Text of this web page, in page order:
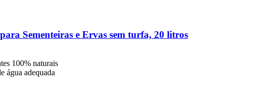
Sementeiras e Ervas sem turfa, 20 litros
100% naturais
água adequada